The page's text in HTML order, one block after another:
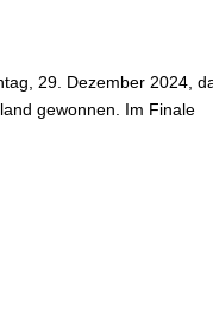
29. Dezember 2024,
gewonnen. Im Finale